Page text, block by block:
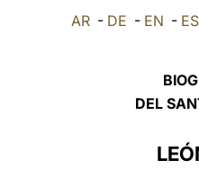
AR - DE - EN - ES
DEL